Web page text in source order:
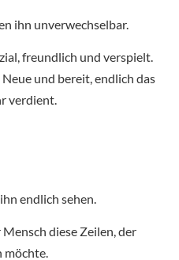
ihn unverwechselbar.
freundlich und verspielt.
und bereit, endlich das
verdient.
endlich sehen.
diese Zeilen, der
möchte.